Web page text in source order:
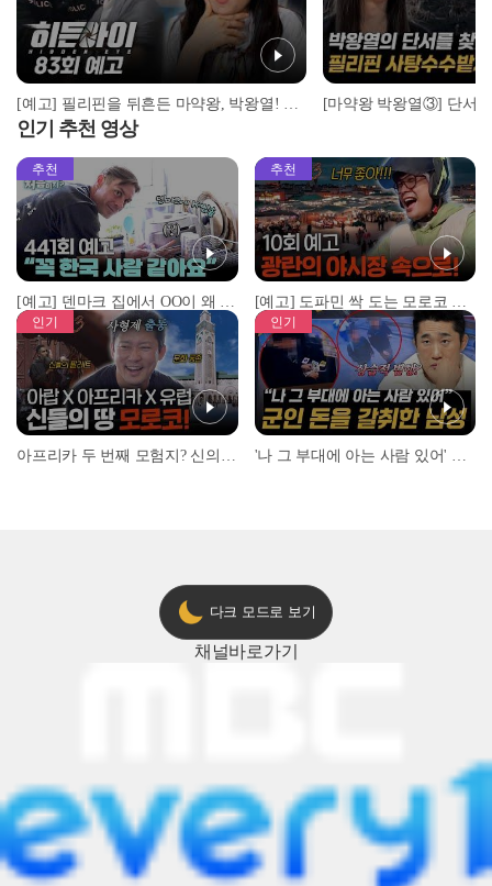
[예고] 필리핀을 뒤흔든 마약왕, 박왕열! 마침내 드러난 범죄의 전말
인기 추천 영상
추천
[예고] 덴마크 집에서 OO이 왜 나와...? 이상할 정도로 한국을 사랑하는 우리 형을 제보합니다!
추천
[예고] 도파민 싹 도는 모로코 야시장 투어!
인기 인기
다크 모드로 보기
채널바로가기